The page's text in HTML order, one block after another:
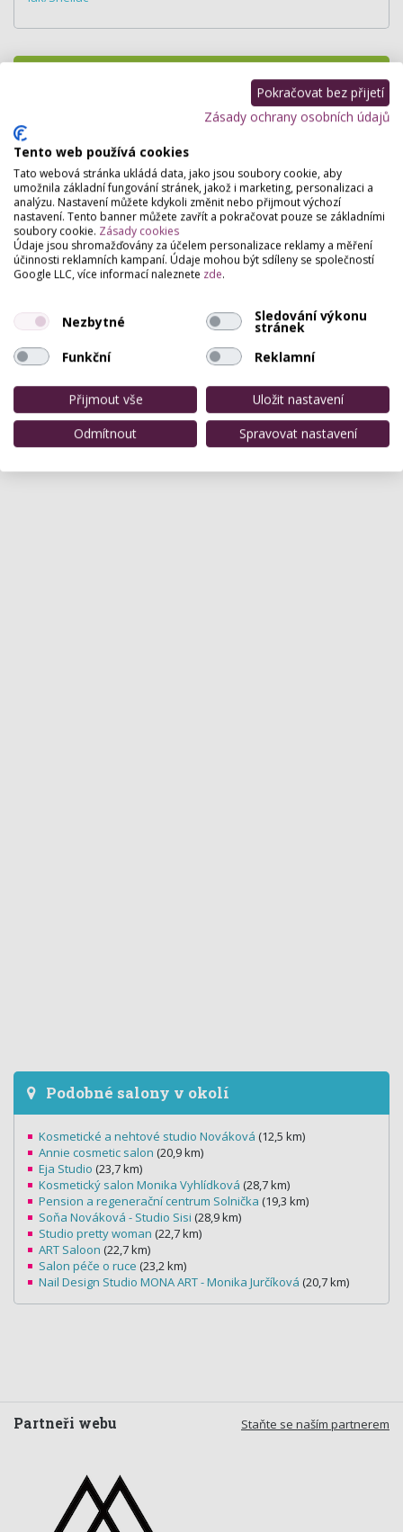
přihlašte.
Zatím zde není žádné hodnocení.
Podobné salony v okolí
Kosmetické a nehtové studio Nováková (12,5 km)
Annie cosmetic salon (20,9 km)
Eja Studio (23,7 km)
Kosmetický salon Monika Vyhlídková (28,7 km)
Pension a regenerační centrum Solnička (19,3 km)
Soňa Nováková - Studio Sisi (28,9 km)
Studio pretty woman (22,7 km)
ART Saloon (22,7 km)
Salon péče o ruce (23,2 km)
Nail Design Studio MONA ART - Monika Jurčíková (20,7 km)
Staňte se naším partnerem
Partneři webu
Pokračovat bez přijetí
Zásady ochrany osobních údajů
Tento web používá cookies
Tato webová stránka ukládá data, jako jsou soubory cookie, aby
umožnila základní fungování stránek, jakož i marketing, personalizaci a
analýzu. Nastavení můžete kdykoli změnit nebo přijmout výchozí
nastavení. Tento banner můžete zavřít a pokračovat pouze se základními
soubory cookie. Zásady cookies
Údaje jsou shromažďovány za účelem personalizace reklamy a měření
účinnosti reklamních kampaní. Údaje mohou být sdíleny se společností
Google LLC, více informací naleznete zde.
Nezbytné Sledování výkonu
stránek
Funkční
Reklamní
Přijmout vše
Uložit nastavení
Odmítnout
Spravovat nastavení